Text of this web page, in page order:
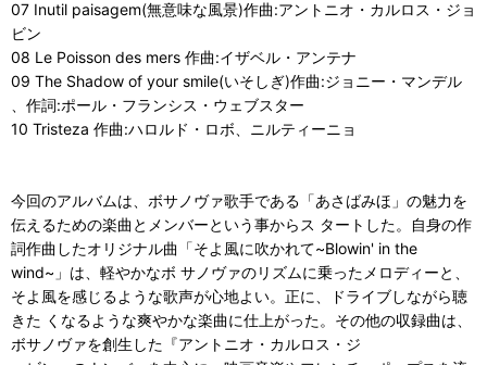
07 Inutil paisagem(無意味な風景)作曲:アントニオ・カルロス・ジョ
ビン
08 Le Poisson des mers 作曲:イザベル・アンテナ
09 The Shadow of your smile(いそしぎ)作曲:ジョニー・マンデル
、作詞:ポール・フランシス・ウェブスター
10 Tristeza 作曲:ハロルド・ロボ、ニルティーニョ
今回のアルバムは、ボサノヴァ歌手である「あさばみほ」の魅力を
伝えるための楽曲とメンバーという事からス タートした。自身の作
詞作曲したオリジナル曲「そよ風に吹かれて~Blowin' in the
wind~」は、軽やかなボ サノヴァのリズムに乗ったメロディーと、
そよ風を感じるような歌声が心地よい。正に、ドライブしながら聴
きた くなるような爽やかな楽曲に仕上がった。その他の収録曲は、
ボサノヴァを創生した『アントニオ・カルロス・ジ